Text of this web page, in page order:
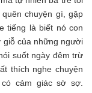
chuyện gì, gặp
tiếng là biết nó con
giỗ của những người
suốt ngày đêm trừ
thích nghe chuyện
cảm giác sờ sợ.